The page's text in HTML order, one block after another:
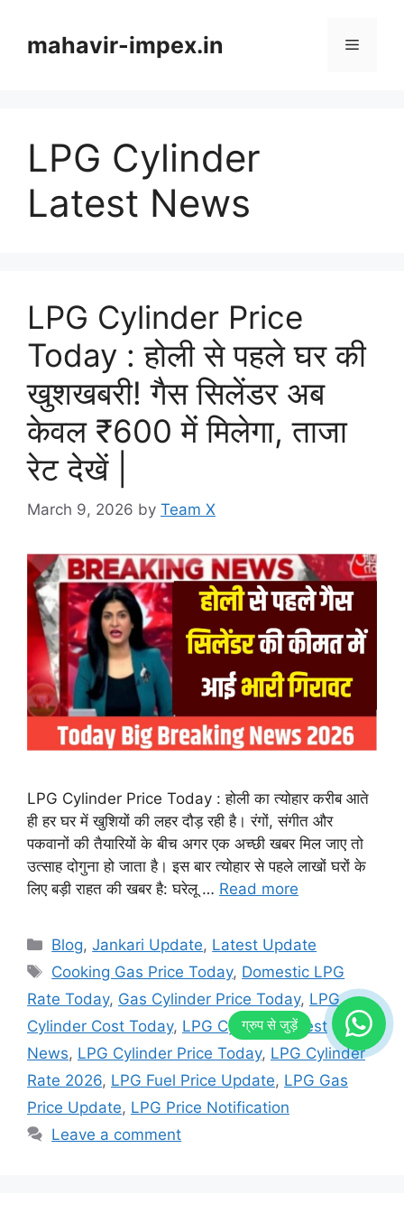
contentmahavir-impex.in Menu
LPG Cylinder
Latest News
LPG Cylinder Price
Today : होली से पहले घर की
खुशखबरी! गैस सिलेंडर अब
केवल ₹600 में मिलेगा, ताजा
रेट देखें |
March 9, 2026 by Team X
LPG Cylinder Price Today : होली का त्योहार करीब आते
ही हर घर में खुशियों की लहर दौड़ रही है। रंगों, संगीत और
पकवानों की तैयारियों के बीच अगर एक अच्छी खबर मिल जाए तो
उत्साह दोगुना हो जाता है। इस बार त्योहार से पहले लाखों घरों के
लिए बड़ी राहत की खबर है: घरेलू … Read more
Categories
Blog,Jankari Update, Latest Update
Tags
Cooking Gas Price Today, Domestic LPG
Rate Today, Gas Cylinder Price Today, LPG
Cylinder Cost Today, LPG Cylinder Latest
News, LPG Cylinder Price Today, LPG Cylinder
Rate 2026, LPG Fuel Price Update, LPG Gas
Price Update, LPG Price Notification
Leave a comment